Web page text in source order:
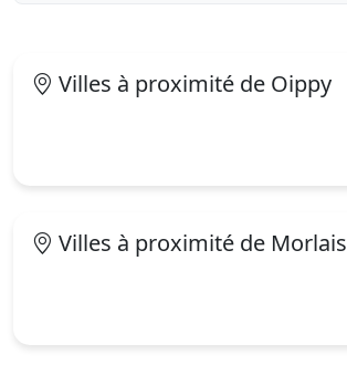
Villes à proximité de Oippy
Villes à proximité de Morlais